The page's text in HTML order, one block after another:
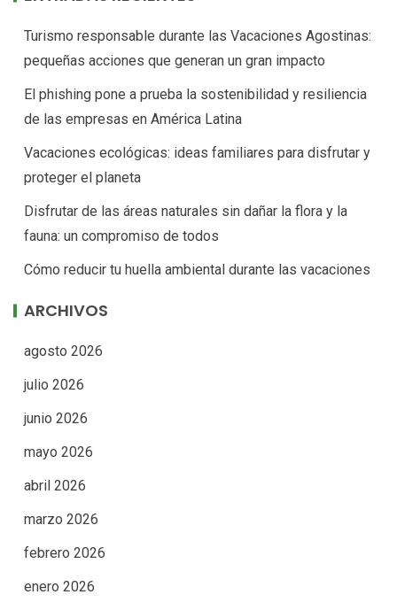
Turismo responsable durante las Vacaciones Agostinas:
pequeñas acciones que generan un gran impacto
El phishing pone a prueba la sostenibilidad y resiliencia
de las empresas en América Latina
Vacaciones ecológicas: ideas familiares para disfrutar y
proteger el planeta
Disfrutar de las áreas naturales sin dañar la flora y la
fauna: un compromiso de todos
Cómo reducir tu huella ambiental durante las vacaciones
ARCHIVOS
agosto 2026
julio 2026
junio 2026
mayo 2026
abril 2026
marzo 2026
febrero 2026
enero 2026